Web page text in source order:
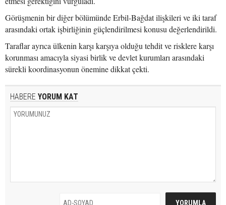
Görüşmenin bir diğer bölümünde Erbil-Bağdat ilişkileri ve iki taraf
arasındaki ortak işbirliğinin güçlendirilmesi konusu değerlendirildi.
Taraflar ayrıca ülkenin karşı karşıya olduğu tehdit ve risklere karşı
korunması amacıyla siyasi birlik ve devlet kurumları arasındaki
sürekli koordinasyonun önemine dikkat çekti.
HABERE YORUM KAT